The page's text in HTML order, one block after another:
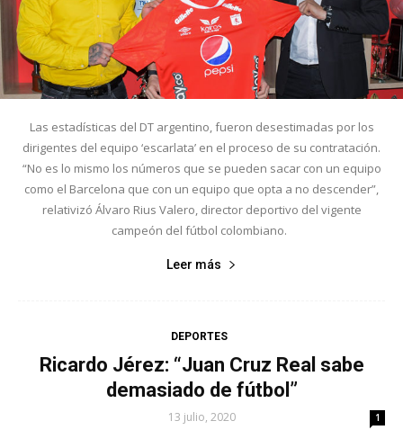
Las estadísticas del DT argentino, fueron desestimadas por los
dirigentes del equipo ‘escarlata’ en el proceso de su contratación.
“No es lo mismo los números que se pueden sacar con un equipo
como el Barcelona que con un equipo que opta a no descender”,
relativizó Álvaro Rius Valero, director deportivo del vigente
campeón del fútbol colombiano.
Leer más
DEPORTES
Ricardo Jérez: “Juan Cruz Real sabe
demasiado de fútbol”
13 julio, 2020 1